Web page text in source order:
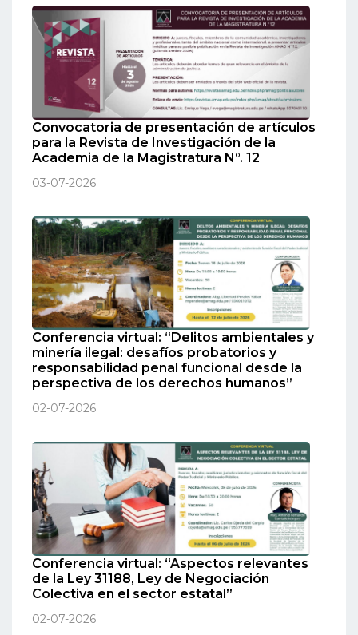
Convocatoria de presentación de artículos
para la Revista de Investigación de la
Academia de la Magistratura N°. 12
03-07-2026
Conferencia virtual: “Delitos ambientales y
minería ilegal: desafíos probatorios y
responsabilidad penal funcional desde la
perspectiva de los derechos humanos”
02-07-2026
Conferencia virtual: “Aspectos relevantes
de la Ley 31188, Ley de Negociación
Colectiva en el sector estatal”
02-07-2026